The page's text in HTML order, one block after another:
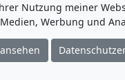
Nutzung meiner
Werbung und